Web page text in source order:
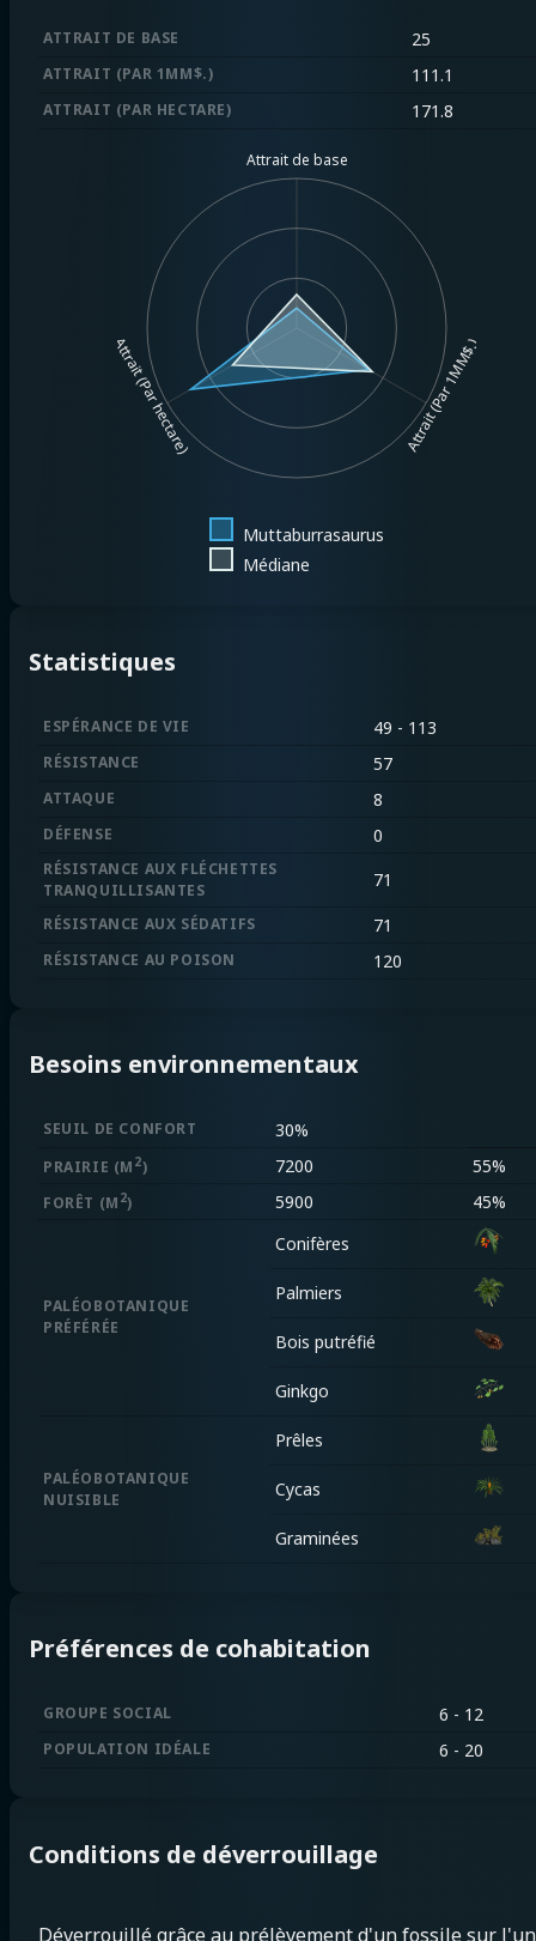
ATTRAIT DE BASE 25
ATTRAIT (PAR 1MM$.) 111.1
ATTRAIT (PAR HECTARE) 171.8
Attrait de base
Attrait (Par 1MM$.)
Attrait (Par hectare)
Muttaburrasaurus
Médiane
Statistiques
ESPÉRANCE DE VIE 49 - 113
RÉSISTANCE 57
ATTAQUE 8
DÉFENSE 0
RÉSISTANCE AUX FLÉCHETTES
TRANQUILLISANTES
71
RÉSISTANCE AUX SÉDATIFS 71
RÉSISTANCE AU POISON 120
Besoins environnementaux
SEUIL DE CONFORT 30%
PRAIRIE (M 2) 7200 55%
FORÊT (M 2) 5900 45%
PALÉOBOTANIQUE
PRÉFÉRÉE
Conifères
Palmiers
Bois putréfié
Ginkgo
PALÉOBOTANIQUE
NUISIBLE
Prêles
Cycas
Graminées
Préférences de cohabitation
GROUPE SOCIAL 6 - 12
POPULATION IDÉALE 6 - 20
Conditions de déverrouillage
Déverrouillé grâce au prélèvement d'un fossile sur l'un